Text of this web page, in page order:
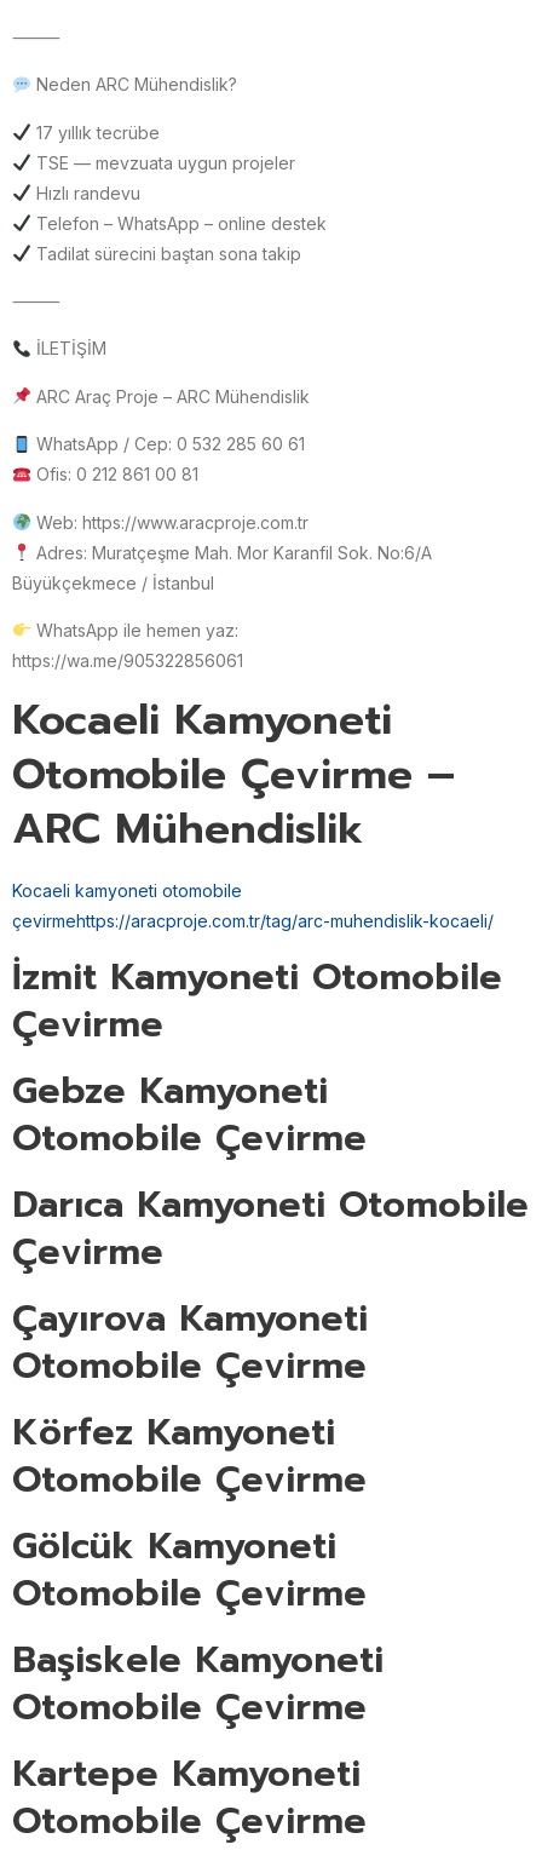
⸻
Neden ARC Mühendislik?
17 yıllık tecrübe
TSE — mevzuata uygun projeler
Hızlı randevu
Telefon – WhatsApp – online destek
Tadilat sürecini baştan sona takip
⸻
İLETİŞİM
ARC Araç Proje – ARC Mühendislik
WhatsApp / Cep: 0 532 285 60 61
Ofis: 0 212 861 00 81
Web: https://www.aracproje.com.tr
Adres: Muratçeşme Mah. Mor Karanfil Sok. No:6/A
Büyükçekmece / İstanbul
WhatsApp ile hemen yaz:
https://wa.me/905322856061
Kocaeli Kamyoneti
Otomobile Çevirme –
ARC Mühendislik
Kocaeli kamyoneti otomobile
çevirmehttps://aracproje.com.tr/tag/arc-muhendislik-kocaeli/
İzmit Kamyoneti Otomobile
Çevirme
Gebze Kamyoneti
Otomobile Çevirme
Darıca Kamyoneti Otomobile
Çevirme
Çayırova Kamyoneti
Otomobile Çevirme
Körfez Kamyoneti
Otomobile Çevirme
Gölcük Kamyoneti
Otomobile Çevirme
Başiskele Kamyoneti
Otomobile Çevirme
Kartepe Kamyoneti
Otomobile Çevirme